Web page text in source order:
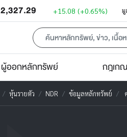
2,327.29 +15.08 (+0.65%) มู
ผู้ออกหลักทรัพย์ กฎเก
หุ้นรายตัว NDR ข้อมูลหลักทรัพย์